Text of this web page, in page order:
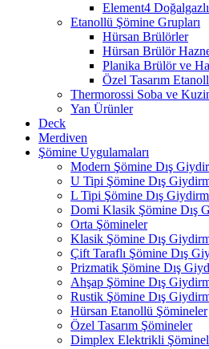
Element4
Etanollü Şömine Grupları
Hürsan Brülörler
Hürsan Brülör
Planika Brülör ve
Özel Tasarım
Thermorossi Soba ve
Yan Ürünler
Deck
Merdiven
Şömine Uygulamaları
Modern Şömine Dış
U Tipi Şömine Dış
L Tipi Şömine Dış
Domi Klasik Şömine Dış
Orta Şömineler
Klasik Şömine Dış
Çift Taraflı Şömine Dış
Prizmatik Şömine Dış
Ahşap Şömine Dış
Rustik Şömine Dış
Hürsan Etanollü Şömineler
Özel Tasarım Şömineler
Dimplex Elektrikli